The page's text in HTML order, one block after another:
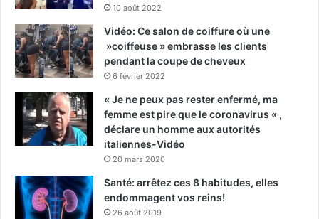
10 août 2022
Vidéo: Ce salon de coiffure où une
»coiffeuse » embrasse les clients
pendant la coupe de cheveux
6 février 2022
« Je ne peux pas rester enfermé, ma
femme est pire que le coronavirus « ,
déclare un homme aux autorités
italiennes-Vidéo
20 mars 2020
Santé: arrêtez ces 8 habitudes, elles
endommagent vos reins!
26 août 2019